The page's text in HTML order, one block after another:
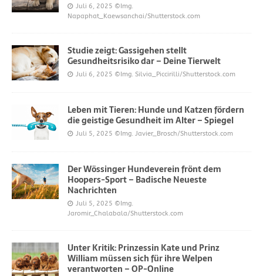
Juli 6, 2025 ©Img.
Napaphat_Kaewsanchai/Shutterstock.com
Studie zeigt: Gassigehen stellt
Gesundheitsrisiko dar – Deine Tierwelt
Juli 6, 2025 ©Img. Silvia_Piccirilli/Shutterstock.com
Leben mit Tieren: Hunde und Katzen fördern
die geistige Gesundheit im Alter – Spiegel
Juli 5, 2025 ©Img. Javier_Brosch/Shutterstock.com
Der Wössinger Hundeverein frönt dem
Hoopers-Sport – Badische Neueste
Nachrichten
Juli 5, 2025 ©Img.
Jaromir_Chalabala/Shutterstock.com
Unter Kritik: Prinzessin Kate und Prinz
William müssen sich für ihre Welpen
verantworten – OP-Online